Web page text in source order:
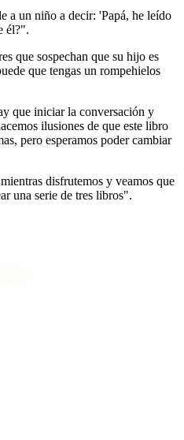
a un niño a decir: 'Papá, he leído
él?".
que sospechan que su hijo es
que tengas un rompehielos
que iniciar la conversación y
ilusiones de que este libro
pero esperamos poder cambiar
disfrutemos y veamos que
una serie de tres libros".